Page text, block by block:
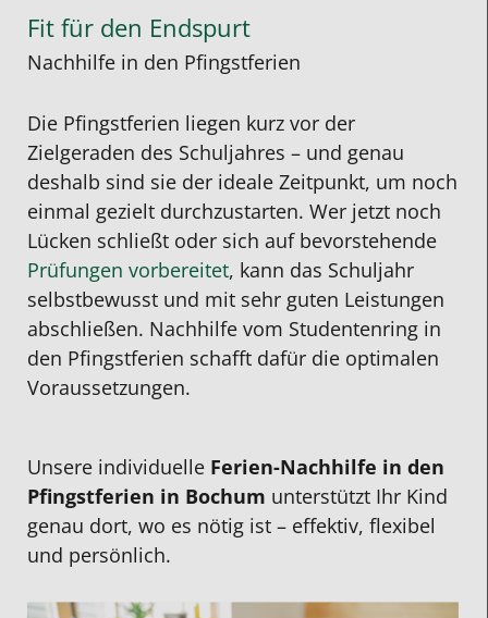
Fit für den Endspurt
Nachhilfe in den Pfingstferien
Die Pfingstferien liegen kurz vor der
Zielgeraden des Schuljahres – und genau
deshalb sind sie der ideale Zeitpunkt, um noch
einmal gezielt durchzustarten. Wer jetzt noch
Lücken schließt oder sich auf bevorstehende
Prüfungen vorbereitet, kann das Schuljahr
selbstbewusst und mit sehr guten Leistungen
abschließen. Nachhilfe vom Studentenring in
den Pfingstferien schafft dafür die optimalen
Voraussetzungen.
Unsere individuelle Ferien-Nachhilfe in den
Pfingstferien in Bochum unterstützt Ihr Kind
genau dort, wo es nötig ist – effektiv, flexibel
und persönlich.